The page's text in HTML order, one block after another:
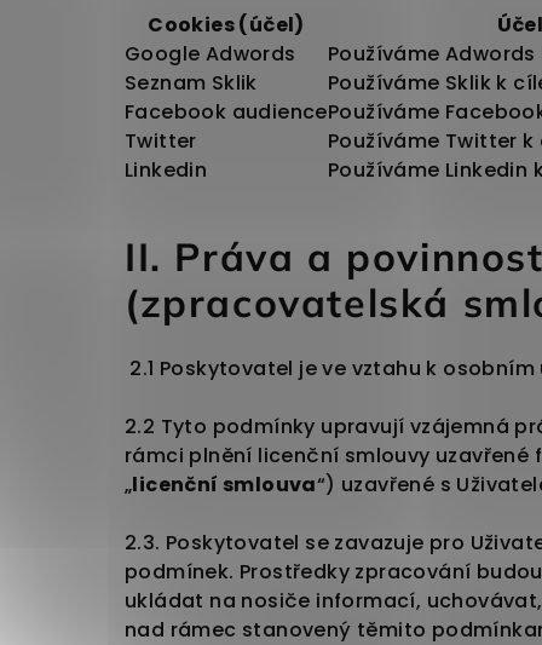
Cookies (účel)
Účel
Google Adwords
Používáme
Seznam Sklik
Používáme Sklik k
Facebook audiencePoužíváme
Twitter
Používáme Twitter
Linkedin
Používáme Linkedin
II. Práva a
(zpracovatelská
2.1 Poskytovatel je ve vztahu k
2.2 Tyto podmínky upravují vzájemná
rámci plnění licenční smlouvy
„licenční smlouva“) uzavřené s
2.3. Poskytovatel se zavazuje pro
podmínek. Prostředky zpracování
ukládat na nosiče informací,
nad rámec stanovený těmito